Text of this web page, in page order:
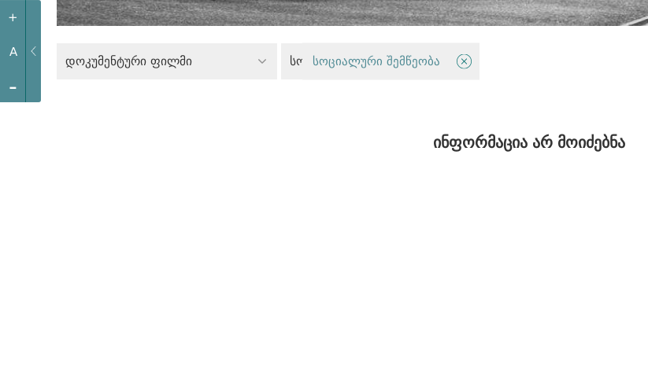
+
A
-
დოკუმენტური ფილმი სოციალური პოლიტიკა
სოციალური შემწეობა
ინფორმაცია არ მოიძებნა